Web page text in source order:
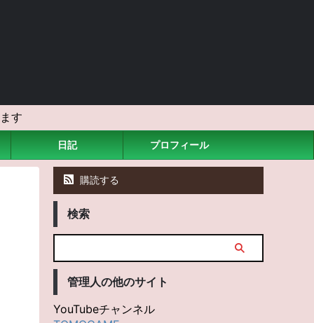
す
日記 プロフィール
購読する
検索
管理人の他のサイト
YouTubeチャンネル